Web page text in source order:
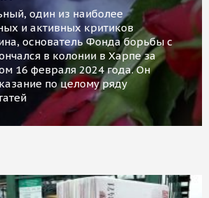
один из наиболее
и активных критиков
основатель Фонда борьбы с
в колонии в Харпе за
16 февраля 2024 года. Он
по целому ряду